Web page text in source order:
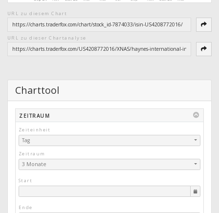
URL zu diesem Chart
URL zu dieser Chartanalyse
Charttool
ZEITRAUM
Zeiteinheit
Tag
Zeitraum
3 Monate
Start
Ende